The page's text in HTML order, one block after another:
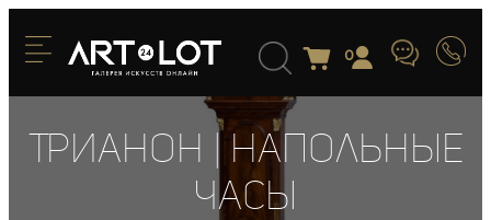
0
Трианон | Напольные
часы